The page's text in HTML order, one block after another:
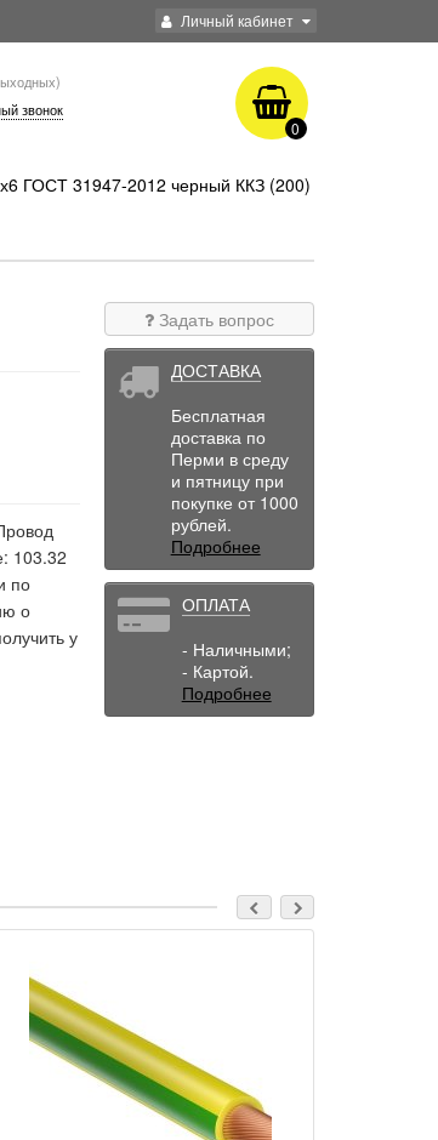
Личный кабинет
звонок
0
ГОСТ 31947-2012 черный ККЗ (200)
103.32
по
о
у
Задать вопрос
ДОСТАВКА
Бесплатная
доставка по
Перми в среду
и пятницу при
покупке от 1000
рублей.
Подробнее
ОПЛАТА
- Наличными;
- Картой.
Подробнее